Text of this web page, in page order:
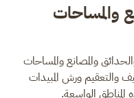
والمساحات
والمصانع والمساحات
والتعقيم ورش المبيدات
الواسعة.